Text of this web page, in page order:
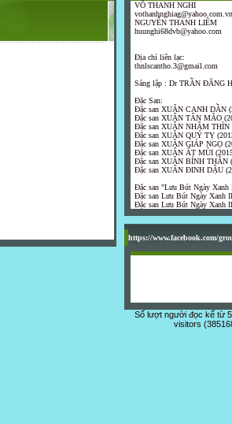
VÕ THANH NGHI
vothanhnghiag@yahoo.com.vn
NGUYỄN THANH LIÊM
huunghi68dvb@yahoo.com
Địa chỉ liên lạc:
thnlscantho.3@gmail.com
Sáng lập : Dr TRẦN ĐĂNG
Đặc San:
Đặc san XUÂN CANH DẦN
Đặc san XUÂN TÂN MÃO
Đặc san XUÂN NHÂM THÌN
Đặc san XUÂN QUÝ TỴ
Đặc san XUÂN GIÁP NGỌ
Đặc san XUÂN ẤT MÙI
Đặc san XUÂN BÍNH THÂN
Đặc san XUÂN ĐINH DẬU
Đặc san "Lưu Bút Ngày Xanh
Đặc san Lưu Bút Ngày Xanh
Đặc san Lưu Bút Ngày Xanh
https://www.facebook.com/
Số lượt người đọc kể từ
visitors